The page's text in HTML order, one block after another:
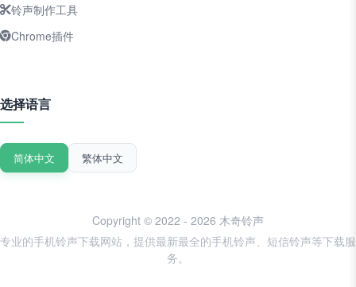
铃声制作工具
Chrome插件
选择语言
简体中文 繁体中文
Copyright © 2022 - 2026 木奇铃声
专业的手机铃声下载网站，提供最新最全的手机铃声、短信铃声等下载服
务。